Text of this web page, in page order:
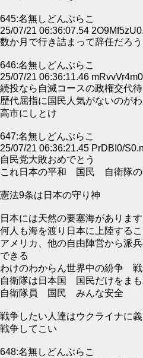
645:名無しどんぶらこ
25/07/21 06:36:07.54
数か月で行き詰まって辞任だろ
646:名無しどんぶらこ
25/07/21 06:36:11.46
続投なら自滅コースの政権交代
歴代屈指に国民人気がないのが
高市にしとけ
647:名無しどんぶらこ
25/07/21 06:36:21.45 PrDBI0/
自民党大敗おめでとう
これ日本の平和 国民 自衛隊の
憲法9条は日本の守り神
日本には天然の要塞海があります
何人も海を渡り日本に上陸する
アメリカ、他の自由陣営から派
できる
わけのわからん世界中の紛争
自衛隊は日本国 国民だけをま
自衛隊員 国民 みんな安全
戦争したい人達はウクライナに
戦争してこい
648:名無しどんぶらこ